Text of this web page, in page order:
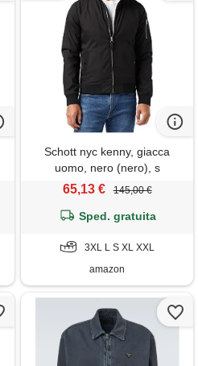
Schott nyc kenny, giacca
uomo, nero (nero), s
65,13 € 145,00 €
Sped. gratuita
3XL L S XL XXL
amazon